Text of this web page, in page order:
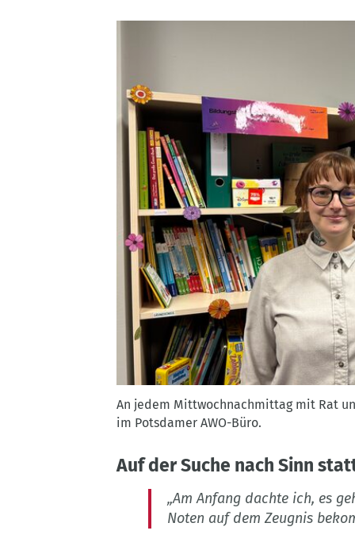
jedem
Rat
An jedem Mittwochnachmittag mit Rat
im Potsdamer AWO-Büro.
Auf der Suche nach Sinn
„Am Anfang dachte ich, es
Noten auf dem Zeugnis